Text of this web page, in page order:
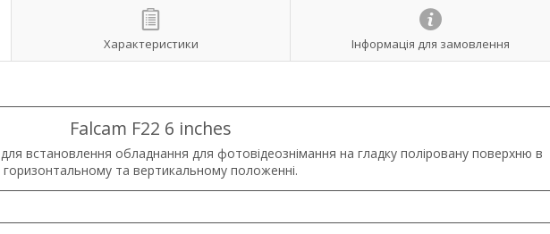
Характеристики Інформація для замовлення
Falcam F22 6 inches
для встановлення обладнання для фотовідеознімання на гладку поліровану поверхню в
горизонтальному та вертикальному положенні.